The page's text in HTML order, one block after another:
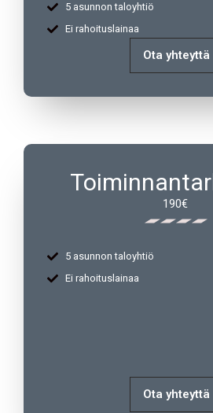
5 asunnon taloyhtiö
Ei rahoituslainaa
Ota yhteyttä
190€
5 asunnon taloyhtiö
Ei rahoituslainaa
Ota yhteyttä